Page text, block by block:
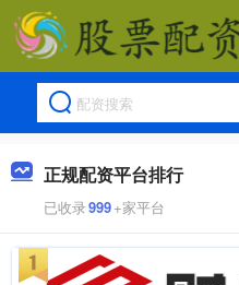
正规配资平台排行
已收录999+家平台